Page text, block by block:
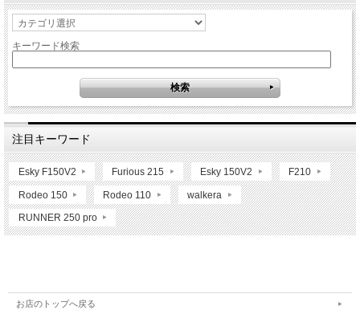
キーワード検索
注目キーワード
Esky F150V2 Furious 215 Esky 150V2 F210
Rodeo 150 Rodeo 110 walkera
RUNNER 250 pro
お店のトップへ戻る